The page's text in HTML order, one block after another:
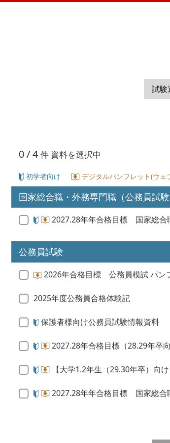
試験
0/ 4 件 資料を選択中
初学者向け デジタルパンフレット(ウェ
国家総合職・外務専門職（公務員試験
2027.28年年合格目標 国家総合
公務員試験
2026年合格目標 公務員模試 パン
2025年度公務員合格体験記
保護者様向け公務員試験情報資料
2027.28年合格目標（28.29年卒
【大学1.2年生（29.30年卒）向
2027.28年年合格目標 国家総合